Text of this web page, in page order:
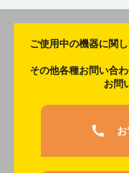
ご使用中の機器に関
その他各種お問い合
お問